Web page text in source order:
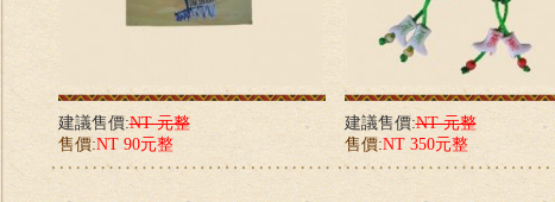
建議售價:NT 元整
售價:NT 90元整
建議售價:NT 元整
售價:NT 350元整